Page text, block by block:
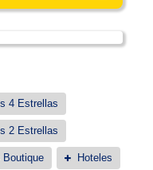
4 Estrellas
2 Estrellas
Boutique Hoteles